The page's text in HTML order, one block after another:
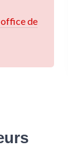
office de